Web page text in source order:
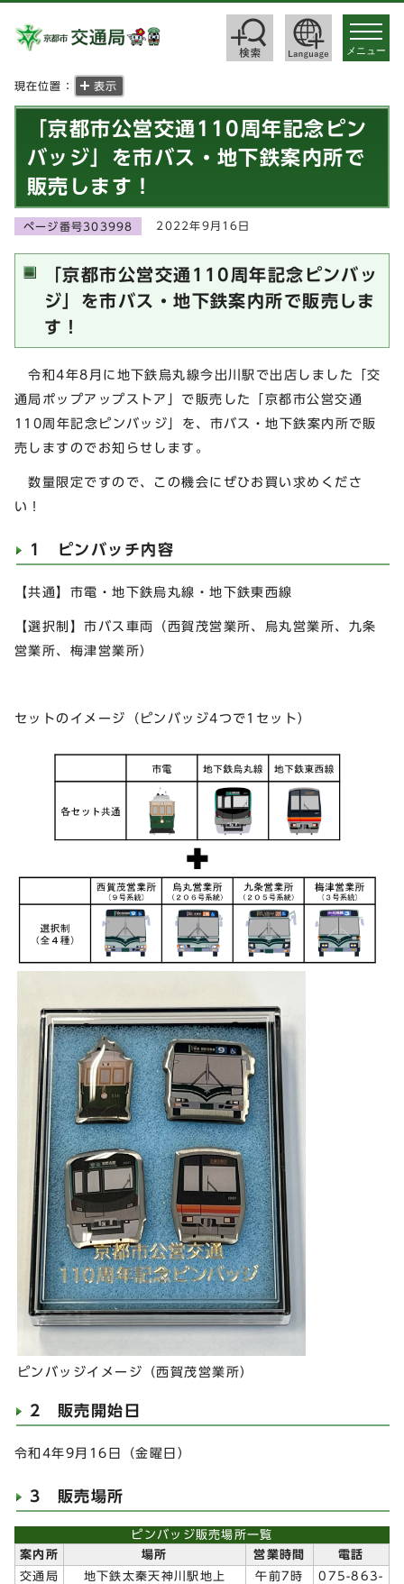
toggle
メニュー
現在位置： 表示
「京都市公営交通110周年記念ピン
バッジ」を市バス・地下鉄案内所で
販売します！
ページ番号303998 2022年9月16日
「京都市公営交通110周年記念ピンバッ
ジ」を市バス・地下鉄案内所で販売しま
す！
令和4年8月に地下鉄烏丸線今出川駅で出店しました「交
通局ポップアップストア」で販売した「京都市公営交通
110周年記念ピンバッジ」を、市バス・地下鉄案内所で販
売しますのでお知らせします。
数量限定ですので、この機会にぜひお買い求めくださ
い！
1 ピンバッチ内容
【共通】市電・地下鉄烏丸線・地下鉄東西線
【選択制】市バス車両（西賀茂営業所、烏丸営業所、九条
営業所、梅津営業所）
セットのイメージ（ピンバッジ4つで1セット）
ピンバッジイメージ（西賀茂営業所）
2 販売開始日
令和4年9月16日（金曜日）
3 販売場所
ピンバッジ販売場所一覧
案内所
場所 営業時間
電話
交通局
地下鉄太秦天神川駅地上
午前7時
075-863-